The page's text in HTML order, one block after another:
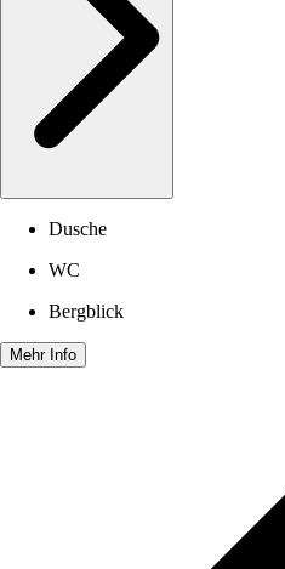
Dusche
WC
Bergblick
Mehr Info